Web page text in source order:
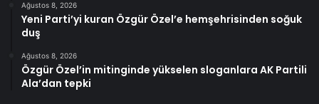
Ağustos 8, 2026
Yeni Parti’yi kuran Özgür Özel’e hemşehrisinden soğuk
duş
Ağustos 8, 2026
Özgür Özel’in mitinginde yükselen sloganlara AK Partili
Ala’dan tepki